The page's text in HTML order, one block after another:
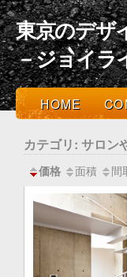
東京のデザ
－ジョイラ
HOME
カテゴリ: サロン
価格 面積 間